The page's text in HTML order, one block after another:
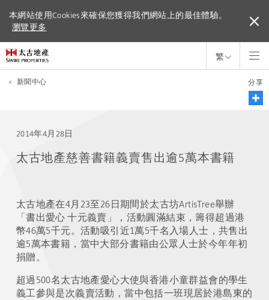
本網站使用Cookies來確保您獲得我們網站上的最佳體驗。
瀏覽更多
本網站使用Cookies來確保您獲得我們網站上的最佳體驗。
瀏覽更多
繁
< 新聞中心 分享
2014年4月28日
太古地產慈善書籍義賣售出逾5萬本書籍
太古地產在4月23至26日期間於太古坊ArtisTree舉辦
「書出愛心 十元義賣」，活動圓滿結束，籌得超過港
幣46萬5千元。活動吸引近1萬5千名入場人士，共售出
逾5萬本書籍，當中大部分書籍由公眾人士於今年年初
捐贈。
超過500名太古地產愛心大使與香港小童群益會的學生
義工參與是次義賣活動，當中包括一班現居於港島東的